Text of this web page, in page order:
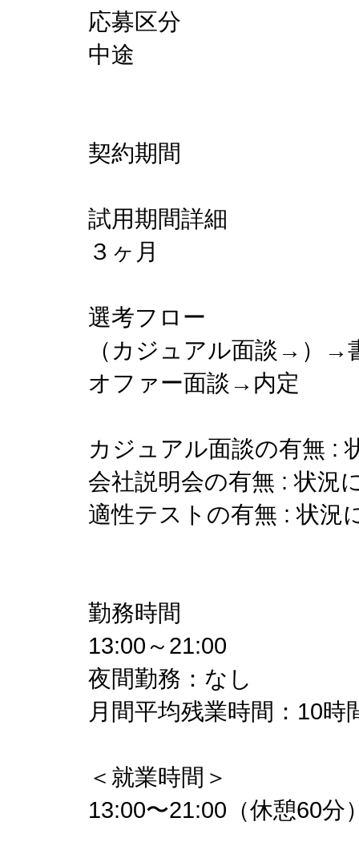
応募区分
中途
契約期間
試用期間詳細
３ヶ月
選考フロー
（カジュアル面談→）
オファー面談→内定
カジュアル面談の有無 :
会社説明会の有無 : 状況
適性テストの有無 : 状況
勤務時間
13:00～21:00
夜間勤務：なし
月間平均残業時間：10時
＜就業時間＞
13:00〜21:00（休憩60分